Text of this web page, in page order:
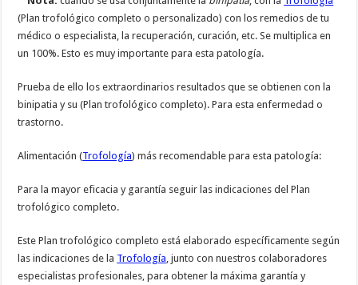
(Plan trofológico completo o personalizado) con los remedios de tu
médico o especialista, la recuperación, curación, etc. Se multiplica en
un 100%. Esto es muy importante para esta patología.
Prueba de ello los extraordinarios resultados que se obtienen con la
binipatia y su (Plan trofológico completo). Para esta enfermedad o
trastorno.
Alimentación (Trofología) más recomendable para esta patología:
Para la mayor eficacia y garantía seguir las indicaciones del Plan
trofológico completo.
Este Plan trofológico completo está elaborado específicamente según
las indicaciones de la Trofología , junto con nuestros colaboradores
especialistas profesionales, para obtener la máxima garantía y